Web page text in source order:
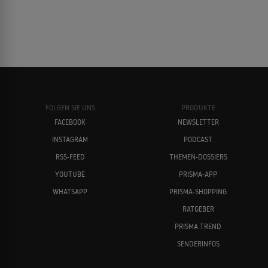
FOLGEN SIE UNS
FACEBOOK
INSTAGRAM
RSS-FEED
YOUTUBE
WHATSAPP
PRODUKTE
NEWSLETTER
PODCAST
THEMEN-DOSSIERS
PRISMA-APP
PRISMA-SHOPPING
RATGEBER
PRISMA TREND
SENDERINFOS